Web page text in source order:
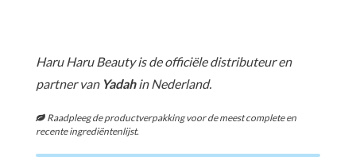
Haru Haru Beauty is de officiële distributeur en
partner van Yadahin Nederland.
Raadpleeg de productverpakking voor de meest complete en
recente ingrediëntenlijst.